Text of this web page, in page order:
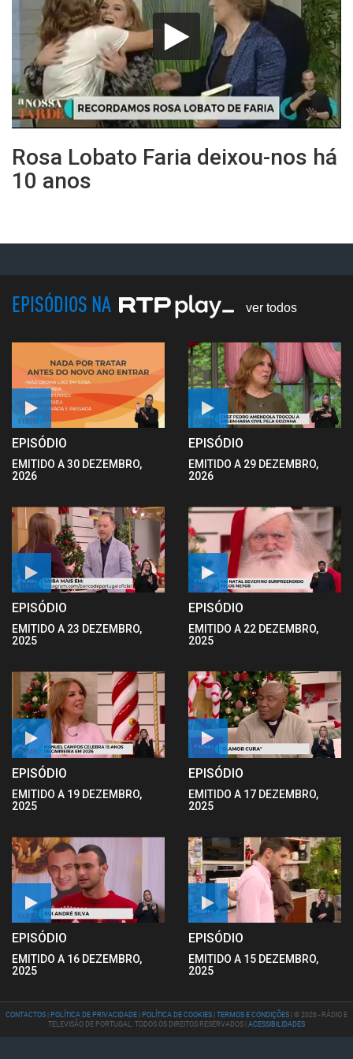
Rosa Lobato Faria deixou-nos há
10 anos
EPISÓDIOS NA ver todos
EPISÓDIO
EMITIDO A 30 DEZEMBRO,
2026
EPISÓDIO
EMITIDO A 29 DEZEMBRO,
2026
EPISÓDIO
EMITIDO A 23 DEZEMBRO,
2025
EPISÓDIO
EMITIDO A 22 DEZEMBRO,
2025
EPISÓDIO
EMITIDO A 19 DEZEMBRO,
2025
EPISÓDIO
EMITIDO A 17 DEZEMBRO,
2025
EPISÓDIO
EMITIDO A 16 DEZEMBRO,
2025
EPISÓDIO
EMITIDO A 15 DEZEMBRO,
2025
CONTACTOS POLÍTICA DE PRIVACIDADE POLÍTICA DE COOKIES TERMOS E CONDIÇÕES | © 2026 - RÁDIO E
TELEVISÃO DE PORTUGAL. TODOS OS DIREITOS RESERVADOS | ACESSIBILIDADES